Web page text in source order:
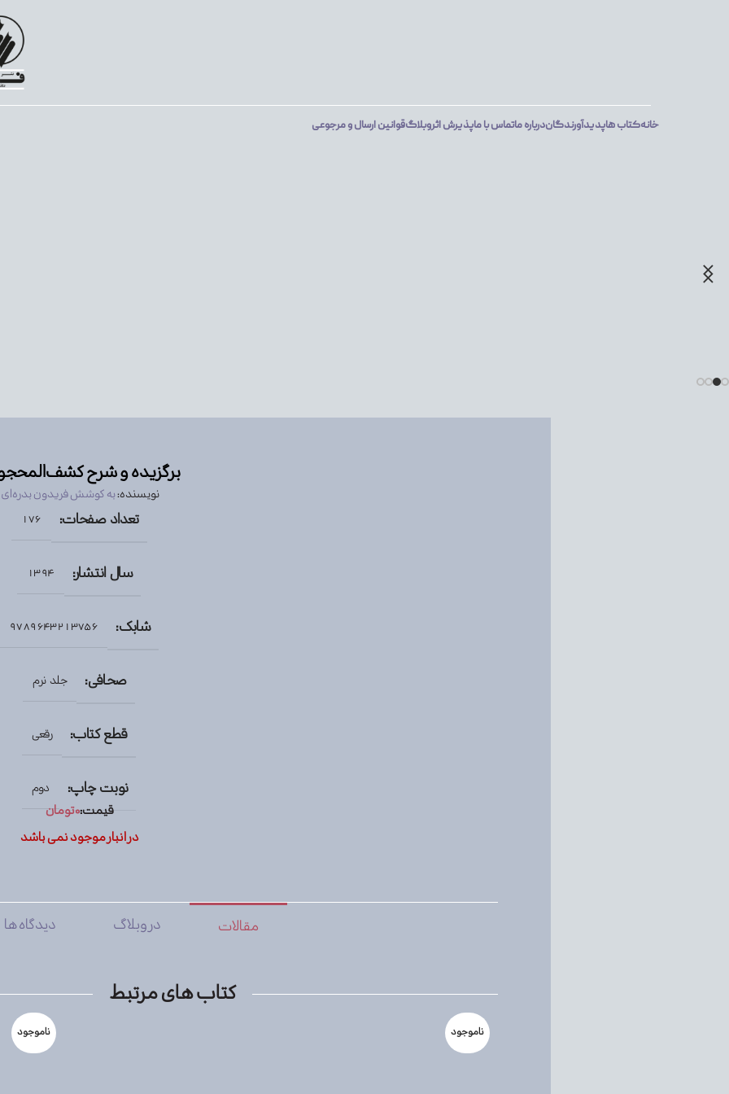
خانهکتاب هاپدیدآورندگاندرباره ماتماس با ماپذیرش اثروبلاگقوانین ارسال و مرجوعی
برگزیده و شرح
نویسنده:به کوشش فریدون بدره‌ای
تعداد صفحات: 176
سال انتشار: 1394
شابک: 9789643213756
صحافی: جلد نرم
قطع کتاب: رقعی
نوبت چاپ: دوم
قیمت:۰تومان
در انبار موجود نمی باشد
مقالات در وبلاگ دیدگاه ها
کتاب های مرتبط
ناموجود ناموجود